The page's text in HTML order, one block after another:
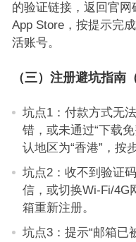
的验证链接，返回官
App Store，按提示完
活账号。
（三）注册避坑指南
坑点1：付款方式无
错，或未通过“下载
认地区为“香港”，按
坑点2：收不到验证
信，或切换Wi-Fi/4G
箱重新注册。
坑点3：提示“邮箱